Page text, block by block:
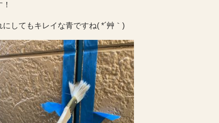
にしてもキレイな青ですね( *´艸｀)